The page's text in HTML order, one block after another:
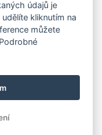
údajů je
kliknutím na
můžete